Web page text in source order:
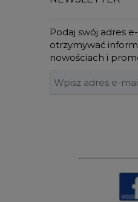
Podaj swój adres
otrzymywać
nowościach i